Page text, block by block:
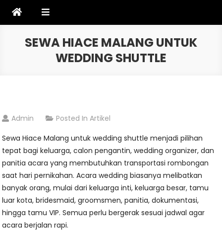
SEWA HIACE MALANG UNTUK
WEDDING SHUTTLE
Admin Posted InArtikel
Sewa Hiace Malang untuk wedding shuttle menjadi pilihan
tepat bagi keluarga, calon pengantin, wedding organizer, dan
panitia acara yang membutuhkan transportasi rombongan
saat hari pernikahan. Acara wedding biasanya melibatkan
banyak orang, mulai dari keluarga inti, keluarga besar, tamu
luar kota, bridesmaid, groomsmen, panitia, dokumentasi,
hingga tamu VIP. Semua perlu bergerak sesuai jadwal agar
acara berjalan rapi.